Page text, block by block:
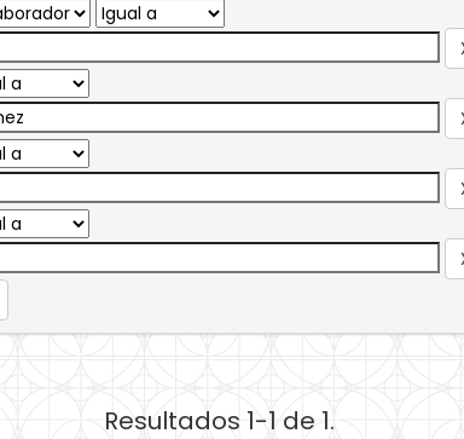
Resultados 1-1 de 1.